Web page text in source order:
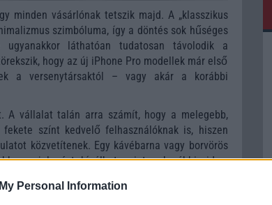
Personal Information
minden vásárlónak tetszik majd. A „klasszikus
szimbóluma, így a döntés sok hűséges
láthatóan tudatosan távolodik a
hogy az új iPhone Pro modellek már első
a versenytársaktól – vagy akár a korábbi
A vállalat talán arra számít, hogy a melegebb,
színt kedvelő felhasználóknak is, hiszen
közvetítenek. Egy kávébarna vagy borvörös
megjelenést kínálhat, mint a korábbi rideg,